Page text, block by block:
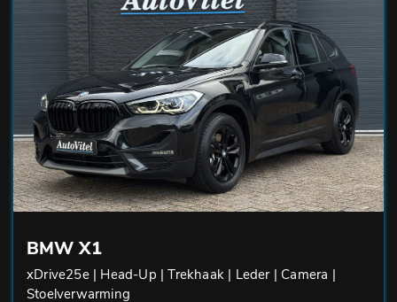
BMW X1
xDrive25e | Head-Up | Trekhaak | Leder | Camera |
Stoelverwarming